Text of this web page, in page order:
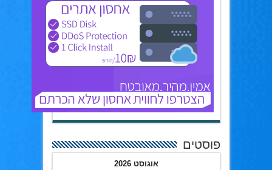
פוסטים
אוגוסט 2026